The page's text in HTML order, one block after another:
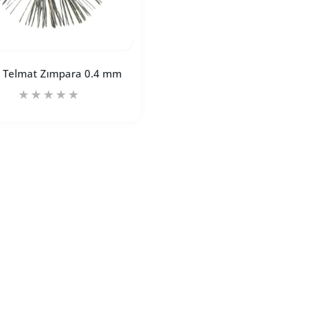
Zımpara 0.4 mm
Telmat Zımpara 0.2 mm